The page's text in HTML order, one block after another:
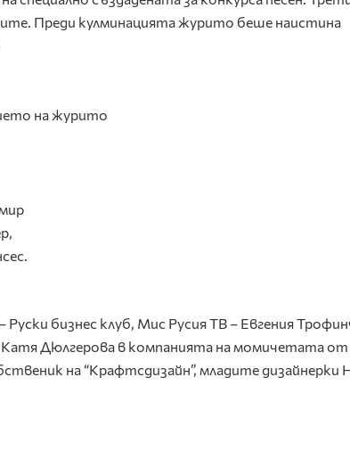
Преди кулминацията журито беше наистина
на журито
бизнес клуб, Мис Русия ТВ – Евгения
Дюлгерова в компанията на момичетата от
на “Крафтсдизайн”, младите дизайнерки